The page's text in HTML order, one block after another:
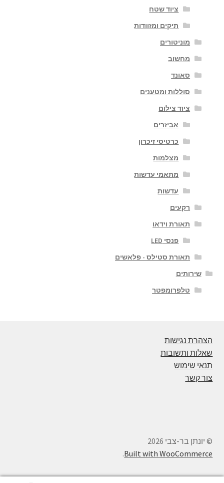
ציוד שטח
תיקים ומזוודות
מוניטורים
מחשוב
סאונד
סוללות ומטענים
ציוד צילום
אביזרים
כרטיסי זיכרון
מצלמות
מתאמי עדשות
עדשות
רקעים
תאורת וידאו
פנסי LED
תאורת סטילס - פלאשים
שירותים
טלפרומפטר
הצהרת נגישות
שאלות ותשובות
תנאי שימוש
צור קשר
© יונתן בר-צבי 2026
Built with WooCommerce
.